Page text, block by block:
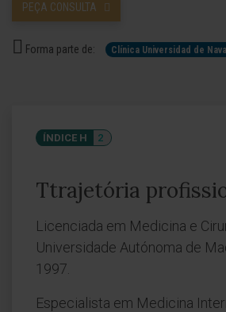
PEÇA CONSULTA
Forma parte de: Clínica Universidad de
ÍNDICE H 2
Ttrajetória
Licenciada em Medicina e
Universidade Autónoma de
1997.
Especialista em Medicina